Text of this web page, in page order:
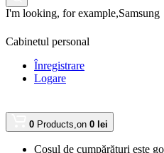
I'm looking, for example,Samsung
Cabinetul personal
Înregistrare
Logare
0 Products,on 0 lei
Coșul de cumpărături este